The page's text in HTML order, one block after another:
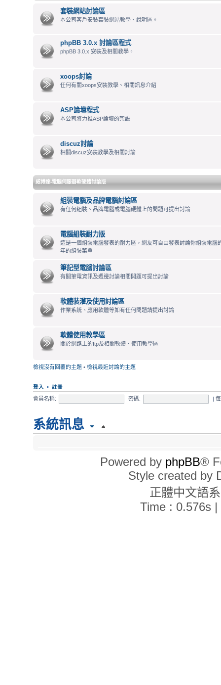
套裝網站討論區
本公司客戶安裝套裝網站教學、說明區。
phpBB 3.0.x 討論區程式
phpBB 3.0.x 安裝及相關教學。
xoops討論
任何有關xoops安裝教學、相關訊息介紹
ASP論壇程式
本公司將力推ASP論壇的架設
discuz討論
相關discuz安裝教學及相關討論
威博達-電腦伺服器軟硬體討論版
組裝電腦及品牌電腦討論區
有任何組裝、品牌電腦或電腦硬體上的問題可提出討論
電腦組裝耐力版
這是一個組裝電腦發表的耐力區，網友可自由發表討論你組裝電腦
年的組裝菜單
筆記型電腦討論區
有關筆電資訊及週邊討論相關問題可提出討論
軟體裝灌及使用討論區
作業系統、應用軟體等如有任何問題請提出討論
軟體使用教學區
關於網路上的ftp及相關軟體、使用教學區
檢視沒有回覆的主題 • 檢視最近討論的主題
登入 • 註冊
會員名稱:
密碼: |
系統訊息
所有顯示的時間為 UTC + 8 小時
現在的時間是 2026年 8月 10日, 17:23
位使用者：0 位註冊會員、0 位隱形會員和 23 位訪客 (這些資料
2026年 3月 7日, 22:20
Powered by phpBB®
Style created by
正體中文語
Time : 0.576s